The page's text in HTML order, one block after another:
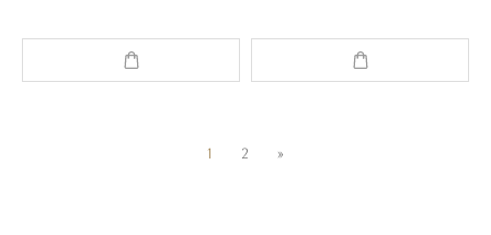
1 2 »